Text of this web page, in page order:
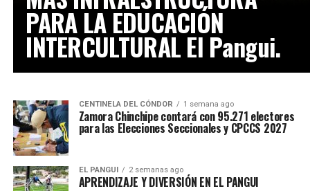
PARA LA EDUCACIÓN
INTERCULTURAL El Pangui.
CENTINELA DEL CÓNDOR 1 semana ago
Zamora Chinchipe contará con 95.271 electores
para las Elecciones Seccionales y CPCCS 2027
EL PANGUI 2 semanas ago
APRENDIZAJE Y DIVERSIÓN EN EL PANGUI